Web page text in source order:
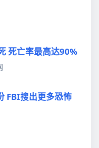
死亡率最高达90%
FBI搜出更多恐怖